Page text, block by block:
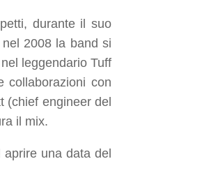
durante il suo
2008 la band si
leggendario Tuff
collaborazioni con
(chief engineer del
il mix.
una data del